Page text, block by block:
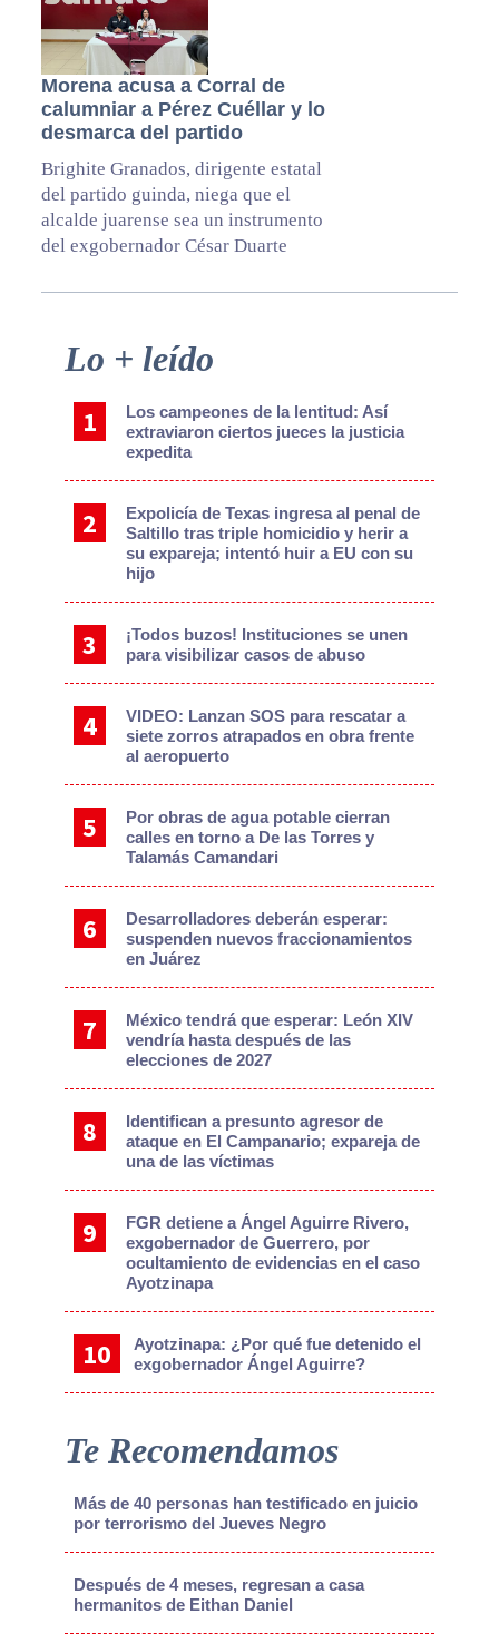
Morena acusa a Corral de
calumniar a Pérez Cuéllar y lo
desmarca del partido
Brighite Granados, dirigente estatal
del partido guinda, niega que el
alcalde juarense sea un instrumento
del exgobernador César Duarte
Primary
Sidebar
Lo + leído
Los campeones de la lentitud: Así
extraviaron ciertos jueces la justicia
expedita
Expolicía de Texas ingresa al penal de
Saltillo tras triple homicidio y herir a
su expareja; intentó huir a EU con su
hijo
¡Todos buzos! Instituciones se unen
para visibilizar casos de abuso
VIDEO: Lanzan SOS para rescatar a
siete zorros atrapados en obra frente
al aeropuerto
Por obras de agua potable cierran
calles en torno a De las Torres y
Talamás Camandari
Desarrolladores deberán esperar:
suspenden nuevos fraccionamientos
en Juárez
México tendrá que esperar: León XIV
vendría hasta después de las
elecciones de 2027
Identifican a presunto agresor de
ataque en El Campanario; expareja de
una de las víctimas
FGR detiene a Ángel Aguirre Rivero,
exgobernador de Guerrero, por
ocultamiento de evidencias en el caso
Ayotzinapa
Ayotzinapa: ¿Por qué fue detenido el
exgobernador Ángel Aguirre?
Te Recomendamos
Más de 40 personas han testificado en juicio
por terrorismo del Jueves Negro
Después de 4 meses, regresan a casa
hermanitos de Eithan Daniel